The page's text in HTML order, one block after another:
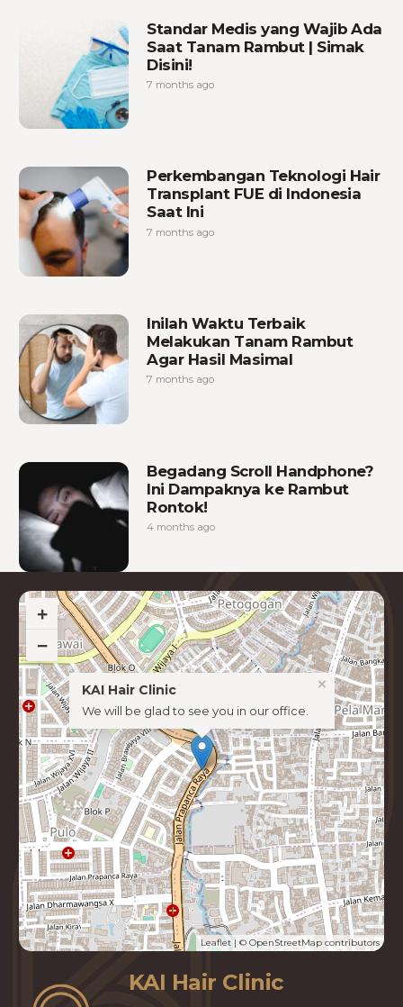
Standar Medis yang Wajib Ada
Saat Tanam Rambut | Simak
Disini!
7 months ago
Perkembangan Teknologi Hair
Transplant FUE di Indonesia
Saat Ini
7 months ago
Inilah Waktu Terbaik
Melakukan Tanam Rambut
Agar Hasil Masimal
7 months ago
Begadang Scroll Handphone?
Ini Dampaknya ke Rambut
Rontok!
4 months ago
KAI Hair Clinic
KAI Hair Clinic
We will be glad to see you in our office.
×
+
−
Leaflet| ©OpenStreetMapcontributors